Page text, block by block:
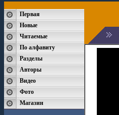
Первая
Новые
Читаемые
По алфавиту
Разделы
Авторы
Видео
Фото
Магазин